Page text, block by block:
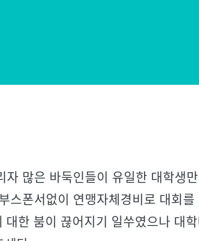
많은 바둑인들이 유일한 대학생
스폰서없이 연맹자체경비로 대회를
한 붐이 끊어지기 일쑤였으나 대